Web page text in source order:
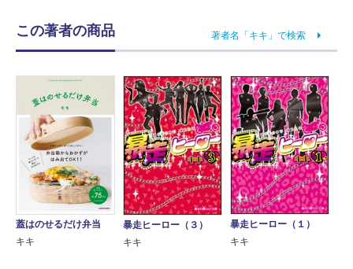
この著者の商品 著者名「キキ」で検索
蓋はのせるだけ弁当
キキ
暴走ヒーロー（３）
キキ
暴走ヒーロー（１）
キキ